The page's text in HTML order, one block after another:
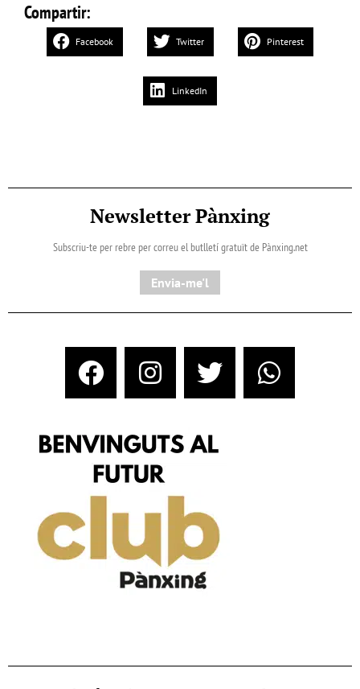
Compartir:
Facebook Twitter Pinterest
LinkedIn
Newsletter Pànxing
Subscriu-te per rebre per correu el butlletí gratuït de Pànxing.net​
Envia-me'l